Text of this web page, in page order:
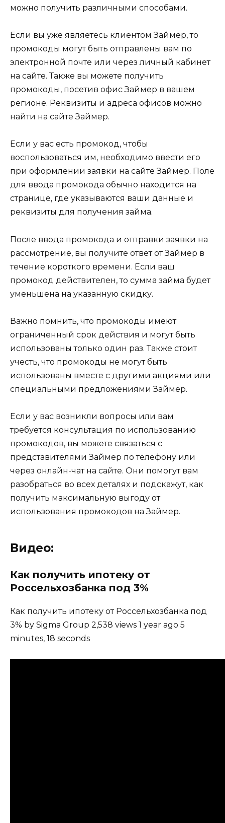
можно получить различными способами.
Если вы уже являетесь клиентом Займер, то
промокоды могут быть отправлены вам по
электронной почте или через личный кабинет
на сайте. Также вы можете получить
промокоды, посетив офис Займер в вашем
регионе. Реквизиты и адреса офисов можно
найти на сайте Займер.
Если у вас есть промокод, чтобы
воспользоваться им, необходимо ввести его
при оформлении заявки на сайте Займер. Поле
для ввода промокода обычно находится на
странице, где указываются ваши данные и
реквизиты для получения займа.
После ввода промокода и отправки заявки на
рассмотрение, вы получите ответ от Займер в
течение короткого времени. Если ваш
промокод действителен, то сумма займа будет
уменьшена на указанную скидку.
Важно помнить, что промокоды имеют
ограниченный срок действия и могут быть
использованы только один раз. Также стоит
учесть, что промокоды не могут быть
использованы вместе с другими акциями или
специальными предложениями Займер.
Если у вас возникли вопросы или вам
требуется консультация по использованию
промокодов, вы можете связаться с
представителями Займер по телефону или
через онлайн-чат на сайте. Они помогут вам
разобраться во всех деталях и подскажут, как
получить максимальную выгоду от
использования промокодов на Займер.
Видео:
Как получить ипотеку от
Россельхозбанка под 3%
Как получить ипотеку от Россельхозбанка под
3% by Sigma Group 2,538 views 1 year ago 5
minutes, 18 seconds